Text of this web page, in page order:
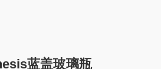
蓝盖玻璃瓶